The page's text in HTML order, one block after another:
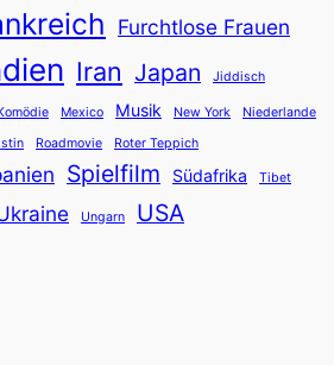
Furchtlose Frauen
Iran Japan Jiddisch
Mexico Musik New York
Niederlande
Roadmovie Roter Teppich
Spielfilm Südafrika Tibet
Ungarn USA